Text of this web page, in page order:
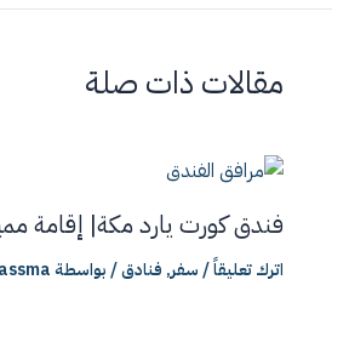
مقالات ذات صلة
فندق كورت يارد مكة| إقامة
اترك تعليقاً/سفر, فنادق/ بواسطة